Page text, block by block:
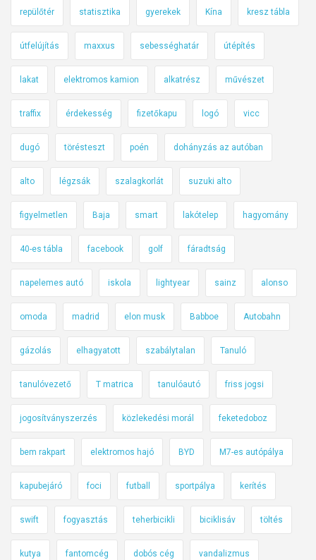
repülőtér statisztika gyerekek Kína kresz tábla
útfelújítás maxxus sebességhatár útépítés
lakat elektromos kamion alkatrész művészet
traffix érdekesség fizetőkapu logó vicc
dugó törésteszt poén dohányzás az autóban
alto légzsák szalagkorlát suzuki alto
figyelmetlen Baja smart lakótelep hagyomány
40-es tábla facebook golf fáradtság
napelemes autó iskola lightyear sainz alonso
omoda madrid elon musk Babboe Autobahn
gázolás elhagyatott szabálytalan Tanuló
tanulóvezető T matrica tanulóautó friss jogsi
jogosítványszerzés közlekedési morál feketedoboz
bem rakpart elektromos hajó BYD M7-es autópálya
kapubejáró foci futball sportpálya kerítés
swift fogyasztás teherbicikli biciklisáv töltés
kutya fantomcég dobós cég vandalizmus